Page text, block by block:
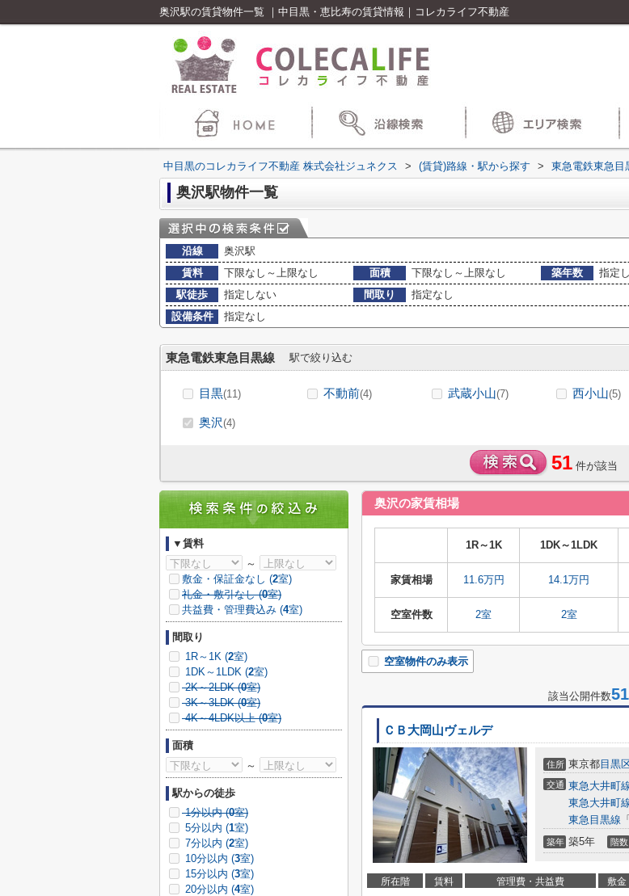
奥沢駅の賃貸物件一覧 ｜中目黒・恵比寿の賃貸情報｜コレカライフ不動産
中目黒のコレカライフ不動産 株式会社ジュネクス > (賃貸)路線・駅から探す > 東急電鉄東急目
奥沢駅物件一覧
沿線
奥沢駅
賃料
下限なし～上限なし 面積 下限なし～上限なし 築年数
指定
駅徒歩
指定しない 間取り
指定なし
設備条件
指定なし
東急電鉄東急目黒線 駅で絞り込む
目黒(11) 不動前(4) 武蔵小山(7) 西小山(5)
奥沢(4)
51 件が該当
奥沢の家賃相場
1R～1K 1DK～1LDK
家賃相場 11.6万円 14.1万円
空室件数 2室 2室
空室物件のみ表示
該当公開件数51
ＣＢ大岡山ヴェルデ
住所 東京都目黒
交通 東急大井町
東急大井町
東急目黒線 「
築年 築5年 階数
所在階 賃料 管理費・共益費 敷金
▼賃料
～
敷金・保証金なし (2室)
礼金・敷引なし (0室)
共益費・管理費込み (4室)
間取り
1R～1K (2室)
1DK～1LDK (2室)
2K～2LDK (0室)
3K～3LDK (0室)
4K～4LDK以上 (0室)
面積
～
駅からの徒歩
1分以内 (0室)
5分以内 (1室)
7分以内 (2室)
10分以内 (3室)
15分以内 (3室)
20分以内 (4室)